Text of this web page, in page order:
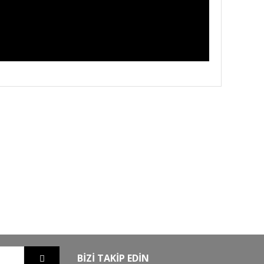
BİZİ TAKİP EDİN